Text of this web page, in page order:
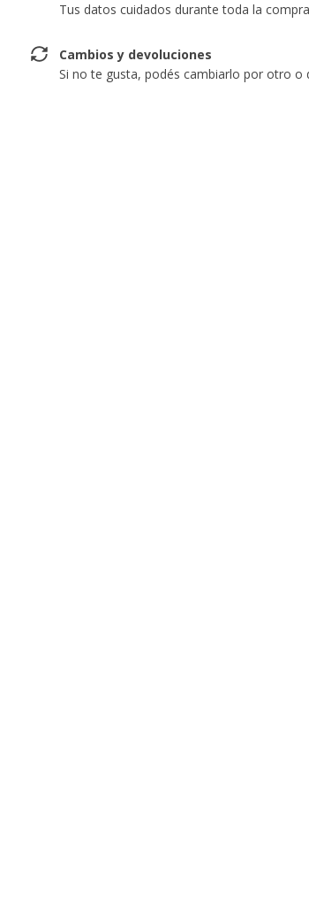
Tus datos cuidados durante toda la
Cambios y devoluciones
Si no te gusta, podés cambiarlo por otro o